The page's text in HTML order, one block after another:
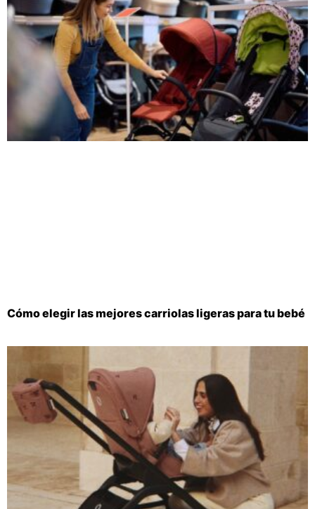
Cómo elegir las mejores carriolas ligeras para tu bebé